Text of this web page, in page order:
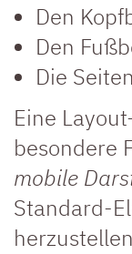
Den
Den
Die
Eine
besondere
mobile
Standard-